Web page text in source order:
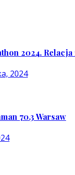
2024. Relacja
2024
70.3 Warsaw